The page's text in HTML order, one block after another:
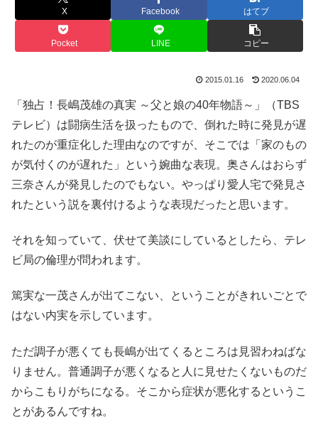
X Facebook はてブ
Pocket LINE コピー
2015.01.16 2020.06.04
「独占！長嶋茂雄の真実 ～父と娘の40年物語～」（TBS
テレビ）は闘病生活を扱ったもので、倒れた時に発見が遅
れたのが重症化した理由なのですが、そこでは「家のもの
が気付くのが遅れた」という婉曲な表現。奥さんはおらず
三奈さんが発見したのでもない。やっぱり愛人宅で発見さ
れたという説を裏付けるような表現だったと思います。
それを知っていて、伏せて美談にしているとしたら、テレ
ビ局の倫理が問われます。
篤実な一茂さんが出てこない、ということがきれいごとで
はない内実を示しています。
ただ調子が悪くても長嶋が出てくるところは見習わねばな
りません。普通調子が悪くなると人に見せたくないものだ
からこもりがちになる。そこから症状が悪化するというこ
とがあるんですね。